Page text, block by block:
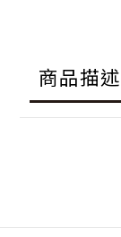
商品描述